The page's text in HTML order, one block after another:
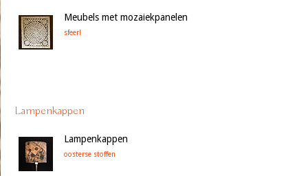
Meubels met mozaiekpanelen
sfeer!
Lampenkappen
Lampenkappen
oosterse stoffen